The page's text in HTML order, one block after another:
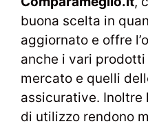
buona scelta in
aggiornato e offre
anche i vari
mercato e quelli
assicurative.
di utilizzo rendono